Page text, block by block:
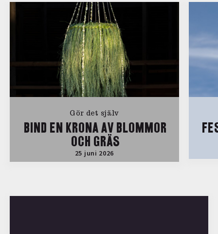
Gör det själv
BIND EN KRONA AV BLOMMOR
OCH GRÄS
25 juni 2026